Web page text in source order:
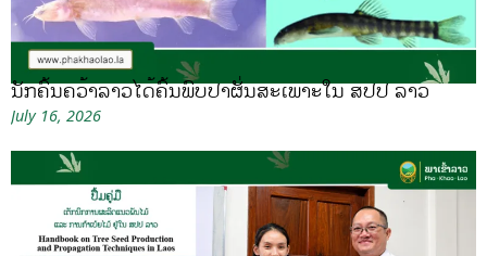
ນັກຄົ້ນຄວ້າລາວໄດ້ຄົ້ນພົບປາຜັ່ນສະເພາະໃນ ສປປ ລາວ
July 16, 2026